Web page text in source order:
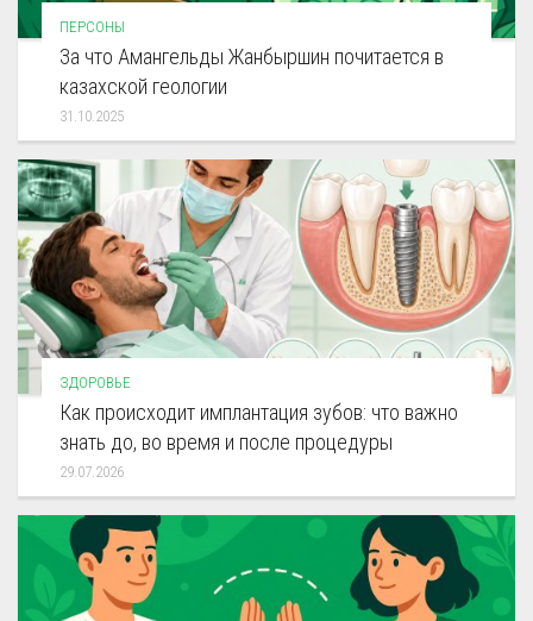
ПЕРСОНЫ
За что Амангельды Жанбыршин почитается в
казахской геологии
31.10.2025
ЗДОРОВЬЕ
Как происходит имплантация зубов: что важно
знать до, во время и после процедуры
29.07.2026